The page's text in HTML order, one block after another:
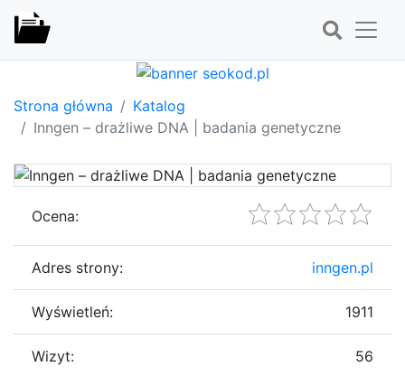
Strona główna
Katalog
Inngen – drażliwe DNA | badania genetyczne
Ocena:
Adres strony: inngen.pl
Wyświetleń: 1911
Wizyt: 56